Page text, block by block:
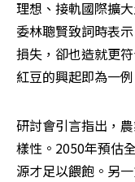
理想、接軌國際擴
委林聰賢致詞時表
損失，卻也造就更
紅豆的興起即為一例
研討會引言指出，
樣性。2050年預估
源才足以餵飽。另